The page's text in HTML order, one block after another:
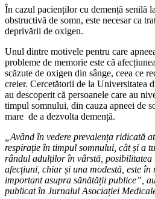
În cazul pacienților cu demență senilă
obstructivă de somn, este necesar ca
deprivării de oxigen.
Unul dintre motivele pentru care
probleme de memorie este că
scăzute de oxigen din sânge, ceea ce
creier. Cercetătorii de la Universitatea
au descoperit că persoanele care au
timpul somnului, din cauza apneei de
mare de a dezvolta demență.
„Având în vedere prevalența ridicată
respirație în timpul somnului, cât și a
rândul adulților în vârstă, posibilitatea
afecțiuni, chiar și una modestă, este
important asupra sănătății publice”,
publicat în Jurnalul Asociației